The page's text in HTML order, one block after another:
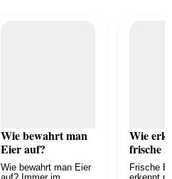
Wie bewahrt man
Eier auf?
Wie bewahrt man Eier
Wie
frische
Frische